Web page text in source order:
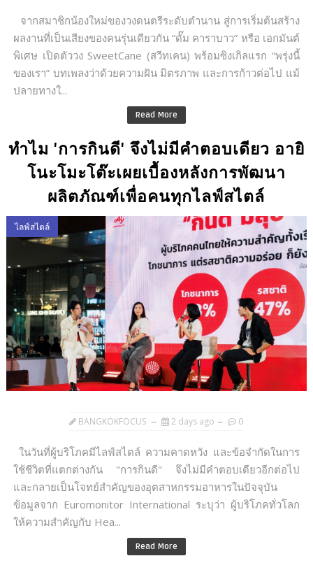
จากสมาชิกน้องใหม่ของวงดนตรีระดับตำนาน สู่การเริ่มต้นสร้าง
ผลงานที่เป็นเสียงของคนรุ่นเดียวกัน “ดั๊ม คาราบาว” หรือ เอกมันต์
พิเศษ เปิดตัววง SweetCane (สวีทเคน) พร้อมซิงเกิลแรก “พรุ่งนี้
ของเรา” บทเพลงว่าด้วยความฝัน มิตรภาพ และการก้าวต่อไป แม้
ปลายทางใ...
Read More
ทำไม 'การกินดี' จึงไม่มีคำตอบเดียว อายิ
โนะโมะโต๊ะเผยเบื้องหลังการพัฒนา
ผลิตภัณฑ์เพื่อคนทุกไลฟ์สไตล์
ไลฟ์สไตล์
BANGKOKFOCUS 2 days ago 0
ในวันที่ผู้บริโภคมีไลฟ์สไตล์ ความคาดหวัง และข้อจำกัดในการ
ใช้ชีวิตที่แตกต่างกัน "การกินดี" จึงไม่มีคำตอบเดียวอีกต่อไป
และกลายเป็นโจทย์สำคัญของอุตสาหกรรมอาหารในปัจจุบัน
ข้อมูลจาก Euromonitor International ระบุว่า ผู้บริโภคทั่วโลก
ให้ความสำคัญกับ Hea...
Read More